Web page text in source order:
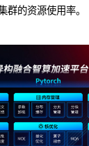
群的资源使用率。